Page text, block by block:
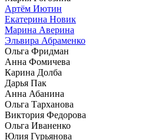
Артём Иютин
Екатерина Новик
Марина Аверина
Эльвира Абраменко
Ольга Фридман
Анна Фомичева
Карина Долба
Дарья Пак
Анна Абанина
Ольга Тарханова
Виктория Федорова
Ольга Иваненко
Юлия Гурьянова